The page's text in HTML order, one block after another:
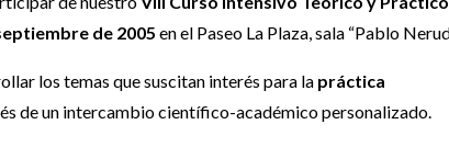
de 2005 en el Paseo La Plaza, sala “Pablo
los temas que suscitan interés para la práctica
de un intercambio científico-académico personalizado.